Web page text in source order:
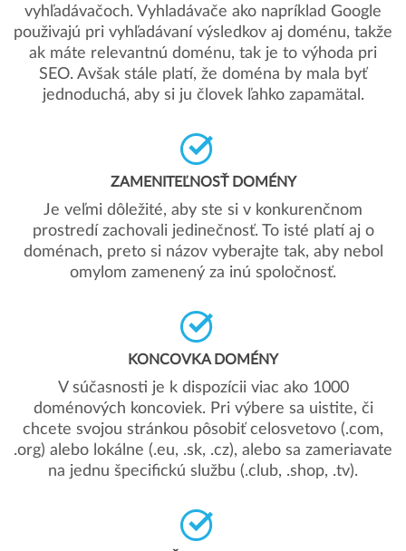
vyhľadávačoch. Vyhladávače ako napríklad Google
použivajú pri vyhľadávaní výsledkov aj doménu, takže
ak máte relevantnú doménu, tak je to výhoda pri
SEO. Avšak stále platí, že doména by mala byť
jednoduchá, aby si ju človek ľahko zapamätal.
ZAMENITEĽNOSŤ DOMÉNY
Je veľmi dôležité, aby ste si v konkurenčnom
prostredí zachovali jedinečnosť. To isté platí aj o
doménach, preto si názov vyberajte tak, aby nebol
omylom zamenený za inú spoločnosť.
KONCOVKA DOMÉNY
V súčasnosti je k dispozícii viac ako 1000
doménových koncoviek. Pri výbere sa uistite, či
chcete svojou stránkou pôsobiť celosvetovo (.com,
.org) alebo lokálne (.eu, .sk, .cz), alebo sa zameriavate
na jednu špecifickú službu (.club, .shop, .tv).